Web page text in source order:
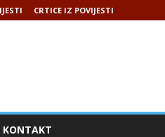
CRTICE IZ POVIJESTI
KONTAKT